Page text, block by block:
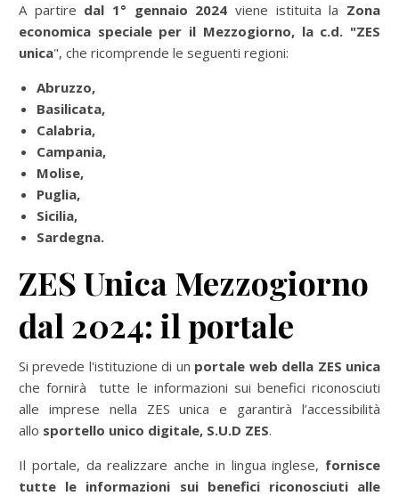
A partire dal 1° gennaio 2024 viene istituita la Zona
economica speciale per il Mezzogiorno, la c.d. "ZES
unica", che ricomprende le seguenti regioni:
Abruzzo,
Basilicata,
Calabria,
Campania,
Molise,
Puglia,
Sicilia,
Sardegna.
ZES Unica Mezzogiorno
dal 2024: il portale
Si prevede l'istituzione di un portale web della ZES unica
che fornirà tutte le informazioni sui benefici riconosciuti
alle imprese nella ZES unica e garantirà l’accessibilità
allo sportello unico digitale, S.U.D ZES.
Il portale, da realizzare anche in lingua inglese, fornisce
tutte le informazioni sui benefici riconosciuti alle